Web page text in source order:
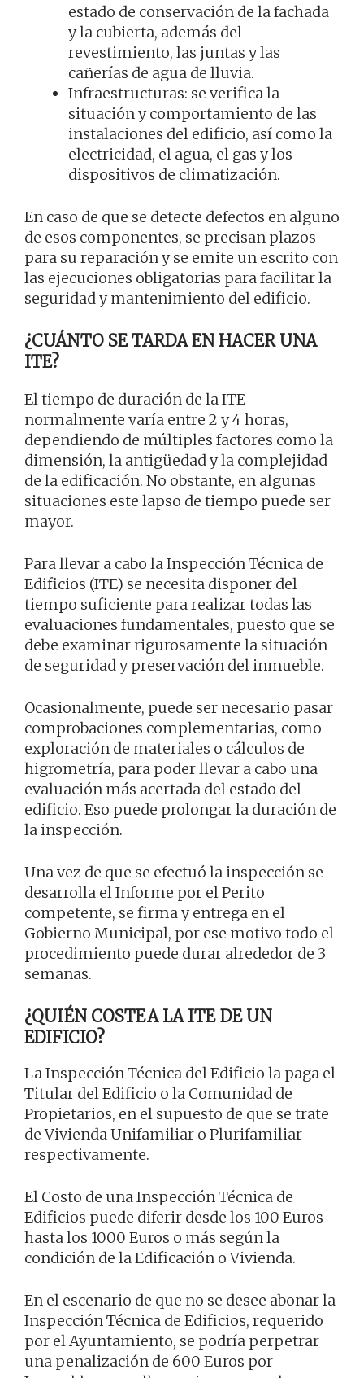
estado de conservación de la fachada
y la cubierta, además del
revestimiento, las juntas y las
cañerías de agua de lluvia.
Infraestructuras: se verifica la
situación y comportamiento de las
instalaciones del edificio, así como la
electricidad, el agua, el gas y los
dispositivos de climatización.
En caso de que se detecte defectos en alguno
de esos componentes, se precisan plazos
para su reparación y se emite un escrito con
las ejecuciones obligatorias para facilitar la
seguridad y mantenimiento del edificio.
¿CUÁNTO SE TARDA EN HACER UNA
ITE?
El tiempo de duración de la ITE
normalmente varía entre 2 y 4 horas,
dependiendo de múltiples factores como la
dimensión, la antigüedad y la complejidad
de la edificación. No obstante, en algunas
situaciones este lapso de tiempo puede ser
mayor.
Para llevar a cabo la Inspección Técnica de
Edificios (ITE) se necesita disponer del
tiempo suficiente para realizar todas las
evaluaciones fundamentales, puesto que se
debe examinar rigurosamente la situación
de seguridad y preservación del inmueble.
Ocasionalmente, puede ser necesario pasar
comprobaciones complementarias, como
exploración de materiales o cálculos de
higrometría, para poder llevar a cabo una
evaluación más acertada del estado del
edificio. Eso puede prolongar la duración de
la inspección.
Una vez de que se efectuó la inspección se
desarrolla el Informe por el Perito
competente, se firma y entrega en el
Gobierno Municipal, por ese motivo todo el
procedimiento puede durar alrededor de 3
semanas.
¿QUIÉN COSTEA LA ITE DE UN
EDIFICIO?
La Inspección Técnica del Edificio la paga el
Titular del Edificio o la Comunidad de
Propietarios, en el supuesto de que se trate
de Vivienda Unifamiliar o Plurifamiliar
respectivamente.
El Costo de una Inspección Técnica de
Edificios puede diferir desde los 100 Euros
hasta los 1000 Euros o más según la
condición de la Edificación o Vivienda.
En el escenario de que no se desee abonar la
Inspección Técnica de Edificios, requerido
por el Ayuntamiento, se podría perpetrar
una penalización de 600 Euros por